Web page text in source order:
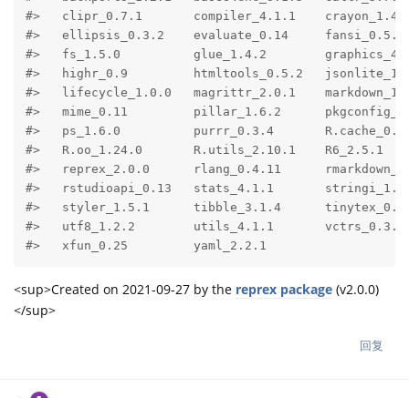
#>   clipr_0.7.1       compiler_4.1.1
#>   ellipsis_0.3.2    evaluate_0.14
#>   fs_1.5.0          glue_1.4.2
#>   highr_0.9         htmltools_0.5.2
#>   lifecycle_1.0.0   magrittr_2.0.1
#>   mime_0.11         pillar_1.6.2
#>   ps_1.6.0          purrr_0.3.4
#>   R.oo_1.24.0       R.utils_2.10.1    R6_2.5.1
#>   reprex_2.0.0      rlang_0.4.11
#>   rstudioapi_0.13   stats_4.1.1
#>   styler_1.5.1      tibble_3.1.4
#>   utf8_1.2.2        utils_4.1.1
#>   xfun_0.25         yaml_2.2.1
<sup>Created on 2021-09-27 by the reprex package (v2.0.0)
</sup>
回复